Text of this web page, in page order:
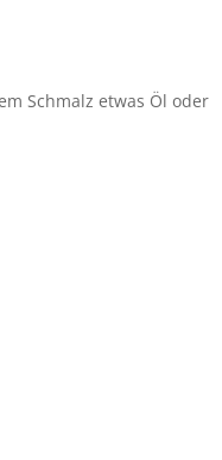
Schmalz etwas Öl oder